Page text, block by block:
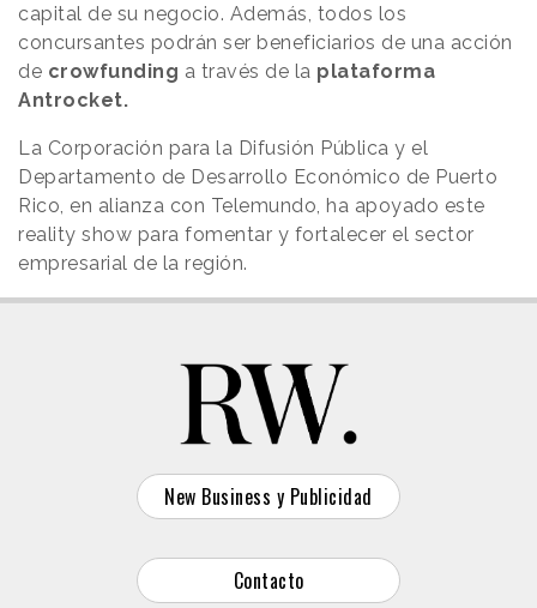
capital de su negocio. Además, todos los
concursantes podrán ser beneficiarios de una acción
de crowfunding a través de la plataforma
Antrocket.
La Corporación para la Difusión Pública y el
Departamento de Desarrollo Económico de Puerto
Rico, en alianza con Telemundo, ha apoyado este
reality show para fomentar y fortalecer el sector
empresarial de la región.
New Business y Publicidad
Contacto